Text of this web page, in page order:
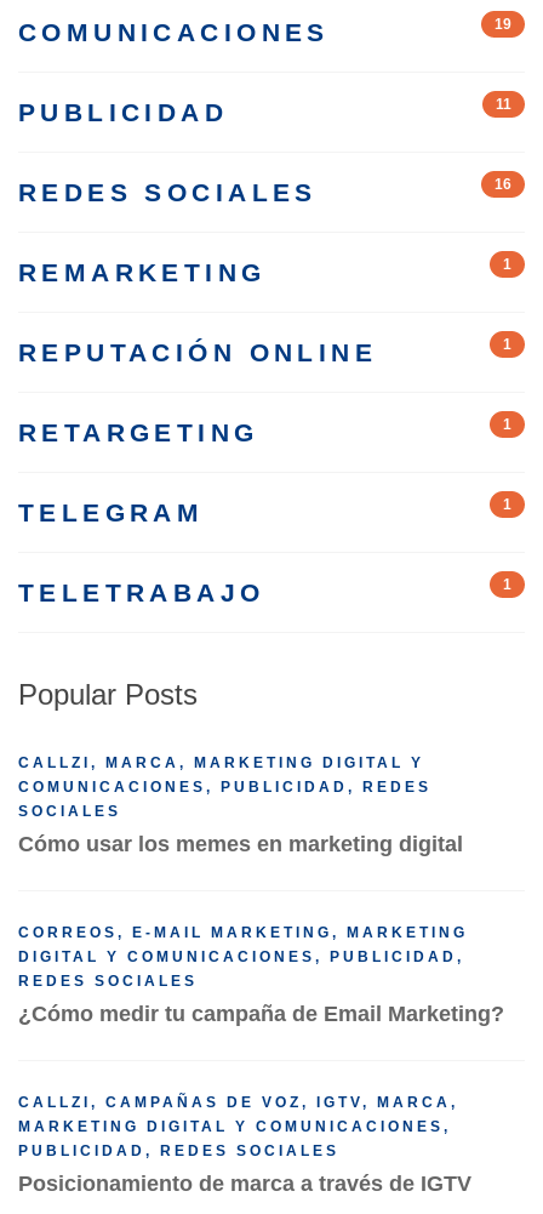
COMUNICACIONES
19
PUBLICIDAD 11
REDES SOCIALES 16
REMARKETING 1
REPUTACIÓN ONLINE 1
RETARGETING 1
TELEGRAM 1
TELETRABAJO 1
Popular Posts
CALLZI , MARCA ,
MARKETING DIGITAL Y
COMUNICACIONES , PUBLICIDAD ,
REDES
SOCIALES
Cómo usar los memes en marketing digital
CORREOS , E-MAIL MARKETING ,
MARKETING
DIGITAL Y COMUNICACIONES , PUBLICIDAD ,
REDES SOCIALES
¿Cómo medir tu campaña de Email Marketing?
CALLZI , CAMPAÑAS DE VOZ , IGTV, MARCA ,
MARKETING DIGITAL Y COMUNICACIONES ,
PUBLICIDAD , REDES SOCIALES
Posicionamiento de marca a través de IGTV